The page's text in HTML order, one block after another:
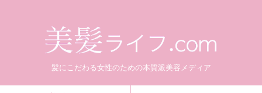
髪にこだわる女性のための本質派美容メディア